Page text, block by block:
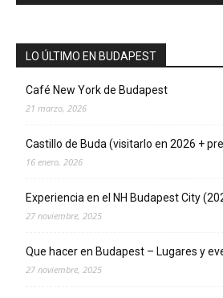
LO ÚLTIMO EN BUDAPEST
Café New York de Budapest
21 marzo, 2026
Castillo de Buda (visitarlo en 2026 +
16 enero, 2026
Experiencia en el NH Budapest City
27 noviembre, 2025
Que hacer en Budapest – Lugares y
27 noviembre, 2025